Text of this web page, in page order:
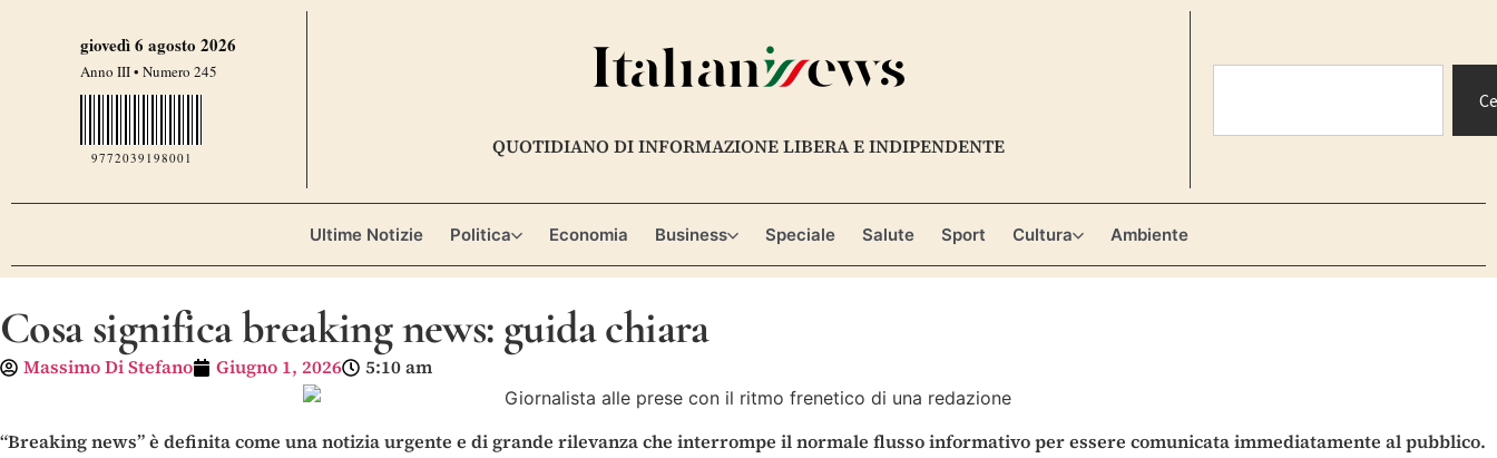
giovedì 6 agosto 2026
Anno III • Numero 245
9772039198001 QUOTIDIANO DI INFORMAZIONE LIBERA E INDIPENDENTE
Ultime Notizie Politica Economia Business Speciale Salute Sport Cultura Ambiente
Cosa significa breaking news: guida chiara
Massimo Di Stefano Giugno 1, 2026 5:10 am
“Breaking news” è definita come una notizia urgente e di grande rilevanza che interrompe il normale flusso informativo per essere comunicata immediatamente al pubblico.